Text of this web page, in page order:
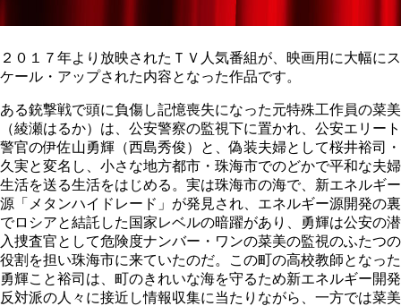
２０１７年より放映されたＴＶ人気番組が、映画用に大幅にス
ケール・アップされた内容となった作品です。
ある銃撃戦で頭に負傷し記憶喪失になった元特殊工作員の菜美
（綾瀬はるか）は、公安警察の監視下に置かれ、公安エリート
警官の伊佐山勇輝（西島秀俊）と、偽装夫婦として桜井裕司・
久実と変名し、小さな地方都市・珠海市でのどかで平和な夫婦
生活を送る生活をはじめる。実は珠海市の海で、新エネルギー
源「メタンハイドレード」が発見され、エネルギー源開発の裏
でロシアと結託した国家レベルの暗躍があり、勇輝は公安の潜
入捜査官として危険度ナンバー・ワンの菜美の監視のふたつの
役割を担い珠海市に来ていたのだ。この町の高校教師となった
勇輝こと裕司は、町のきれいな海を守るため新エネルギー開発
反対派の人々に接近し情報収集に当たりながら、一方では菜美